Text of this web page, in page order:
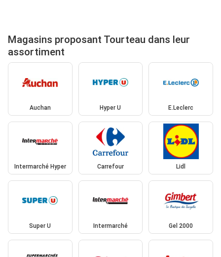
Magasins proposant Tourteau dans leur
assortiment
Auchan Hyper U E.Leclerc
Intermarché Hyper Carrefour Lidl
Super U Intermarché Gel 2000